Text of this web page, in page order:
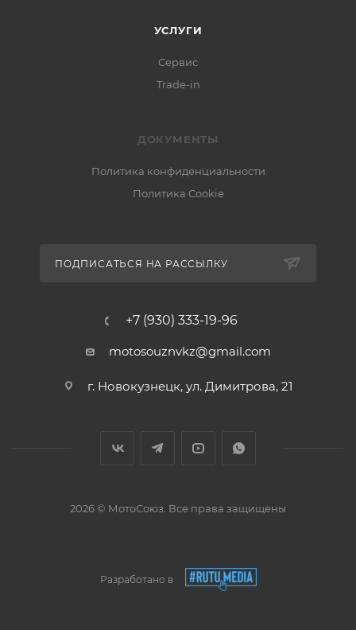
УСЛУГИ
Сервис
Trade-in
ДОКУМЕНТЫ
Политика конфиденциальности
Политика Cookie
ПОДПИСАТЬСЯ НА РАССЫЛКУ
+7 (930) 333-19-96
motosouznvkz@gmail.com
г. Новокузнецк, ул. Димитрова, 21
2026 © МотоСоюз. Все права защищены
Разработано в